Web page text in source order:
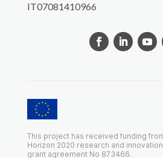
IT07081410966
This project has received funding
Horizon 2020 research and
grant agreement No 873466.